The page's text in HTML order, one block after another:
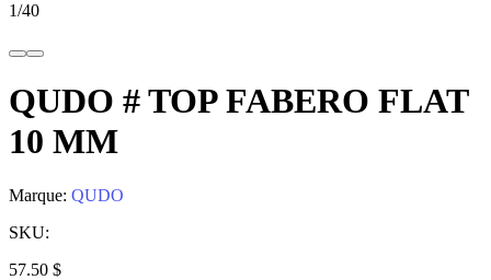
1/40
QUDO # TOP FABERO FLAT
10 MM
Marque: QUDO
SKU:
57.50 $